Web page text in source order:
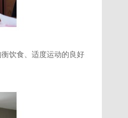
饮食、适度运动的良好